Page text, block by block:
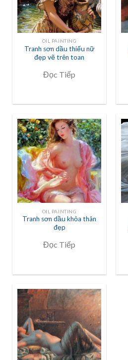
OIL PAINTING
Tranh sơn dầu thiếu nữ
đẹp vẽ trên toan
Đọc Tiếp
OIL PAINTING
Tranh sơn dầu khỏa thân
đẹp
Đọc Tiếp